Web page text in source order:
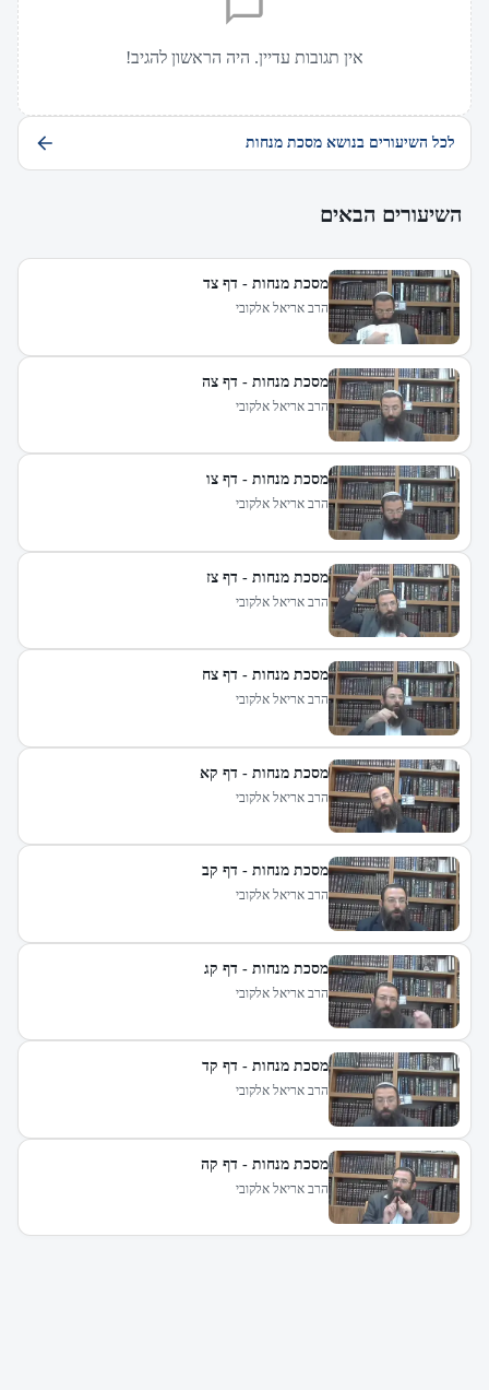
אין תגובות עדיין. היה הראשון להגיב!
לכל השיעורים בנושא מסכת מנחות
השיעורים הבאים
מסכת מנחות - דף צד
הרב אריאל אלקובי
מסכת מנחות - דף צה
הרב אריאל אלקובי
מסכת מנחות - דף צו
הרב אריאל אלקובי
מסכת מנחות - דף צז
הרב אריאל אלקובי
מסכת מנחות - דף צח
הרב אריאל אלקובי
מסכת מנחות - דף קא
הרב אריאל אלקובי
מסכת מנחות - דף קב
הרב אריאל אלקובי
מסכת מנחות - דף קג
הרב אריאל אלקובי
מסכת מנחות - דף קד
הרב אריאל אלקובי
מסכת מנחות - דף קה
הרב אריאל אלקובי